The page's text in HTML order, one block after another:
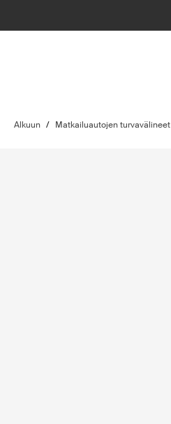
Alkuun / Matkailuautojen turvavälineet